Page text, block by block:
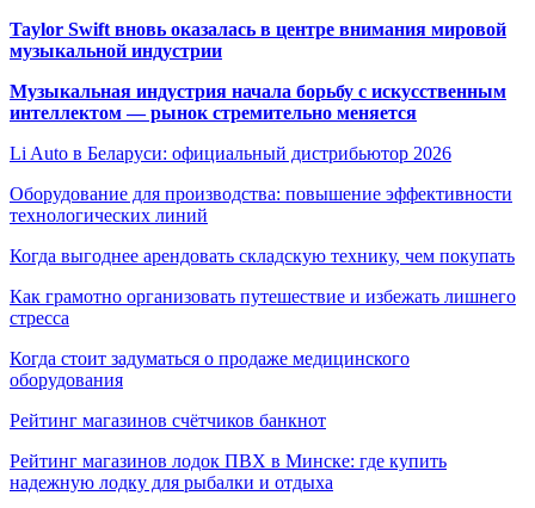
Taylor Swift вновь оказалась в центре внимания мировой
музыкальной индустрии
Музыкальная индустрия начала борьбу с искусственным
интеллектом — рынок стремительно меняется
Li Auto в Беларуси: официальный дистрибьютор 2026
Оборудование для производства: повышение эффективности
технологических линий
Когда выгоднее арендовать складскую технику, чем покупать
Как грамотно организовать путешествие и избежать лишнего
стресса
Когда стоит задуматься о продаже медицинского
оборудования
Рейтинг магазинов счётчиков банкнот
Рейтинг магазинов лодок ПВХ в Минске: где купить
надежную лодку для рыбалки и отдыха